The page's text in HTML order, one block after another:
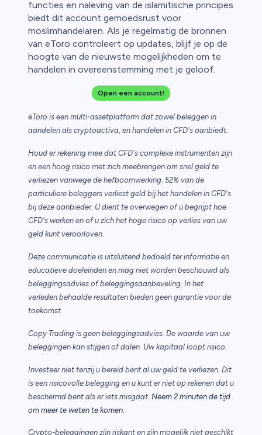
functies en naleving van de islamitische principes
biedt dit account gemoedsrust voor
moslimhandelaren. Als je regelmatig de bronnen
van eToro controleert op updates, blijf je op de
hoogte van de nieuwste mogelijkheden om te
handelen in overeenstemming met je geloof.
Open een account!
eToro is een multi-assetplatform dat zowel beleggen in
aandelen als cryptoactiva, en handelen in CFD's aanbiedt.
Houd er rekening mee dat CFD's complexe instrumenten zijn
en een hoog risico met zich meebrengen om snel geld te
verliezen vanwege de hefboomwerking. 52% van de
particuliere beleggers verliest geld bij het handelen in CFD's
bij deze aanbieder. U dient te overwegen of u begrijpt hoe
CFD's werken en of u zich het hoge risico op verlies van uw
geld kunt veroorloven.
Deze communicatie is uitsluitend bedoeld ter informatie en
educatieve doeleinden en mag niet worden beschouwd als
beleggingsadvies of beleggingsaanbeveling. In het
verleden behaalde resultaten bieden geen garantie voor de
toekomst.
Copy Trading is geen beleggingsadvies. De waarde van uw
beleggingen kan stijgen of dalen. Uw kapitaal loopt risico.
Investeer niet tenzij u bereid bent al uw geld te verliezen. Dit
is een risicovolle belegging en u kunt er niet op rekenen dat u
beschermd bent als er iets misgaat. Neem 2 minuten de tijd
om meer te weten te komen.
Crypto-beleggingen zijn riskant en zijn mogelijk niet geschikt